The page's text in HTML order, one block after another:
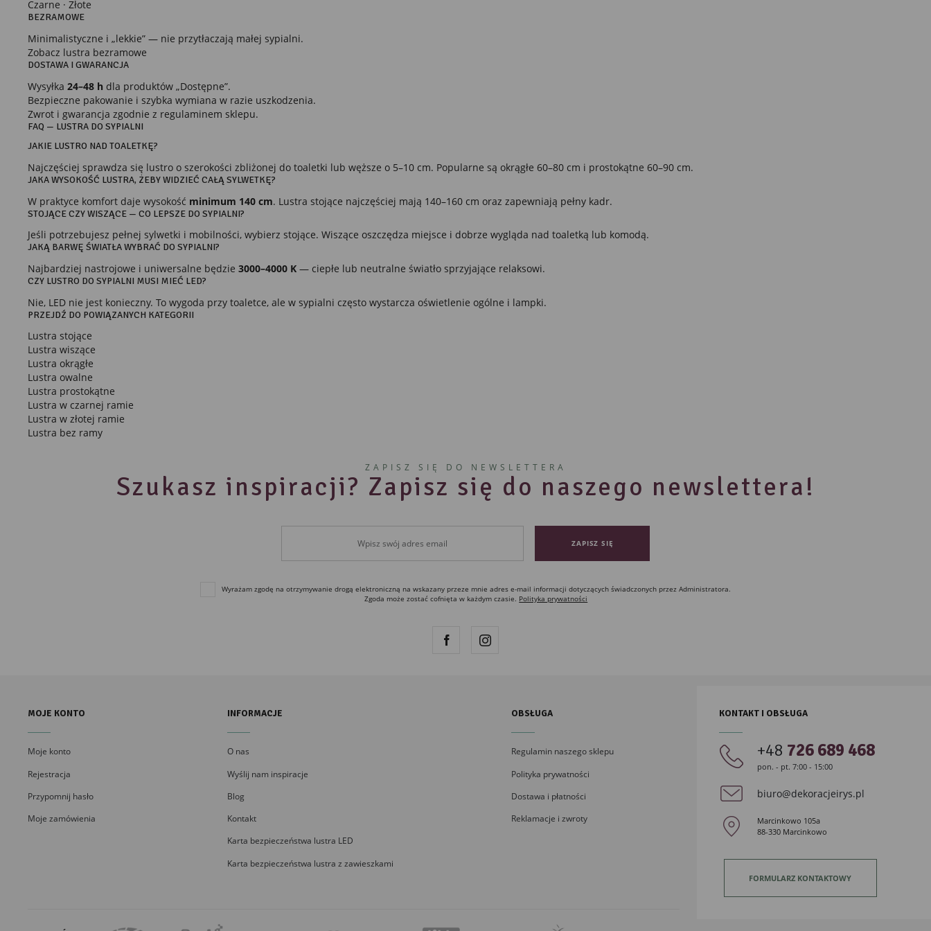
Czarne · Złote
BEZRAMOWE
Minimalistyczne i „lekkie” — nie przytłaczają małej sypialni.
Zobacz lustra bezramowe
DOSTAWA I GWARANCJA
Wysyłka 24–48 h dla produktów „Dostępne”.
Bezpieczne pakowanie i szybka wymiana w razie uszkodzenia.
Zwrot i gwarancja zgodnie z regulaminem sklepu.
FAQ — LUSTRA DO SYPIALNI
JAKIE LUSTRO NAD TOALETKĘ?
Najczęściej sprawdza się lustro o szerokości zbliżonej do toaletki lub węższe o 5–10 cm. Popularne są okrągłe 60–80 cm i prostokątne 60–90 cm.
JAKA WYSOKOŚĆ LUSTRA, ŻEBY WIDZIEĆ CAŁĄ SYLWETKĘ?
W praktyce komfort daje wysokość minimum 140 cm. Lustra stojące najczęściej mają 140–160 cm oraz zapewniają pełny kadr.
STOJĄCE CZY WISZĄCE — CO LEPSZE DO SYPIALNI?
Jeśli potrzebujesz pełnej sylwetki i mobilności, wybierz stojące. Wiszące oszczędza miejsce i dobrze wygląda nad toaletką lub komodą.
JAKĄ BARWĘ ŚWIATŁA WYBRAĆ DO SYPIALNI?
Najbardziej nastrojowe i uniwersalne będzie 3000–4000 K— ciepłe lub neutralne światło sprzyjające relaksowi.
CZY LUSTRO DO SYPIALNI MUSI MIEĆ LED?
Nie, LED nie jest konieczny. To wygoda przy toaletce, ale w sypialni często wystarcza oświetlenie ogólne i lampki.
PRZEJDŹ DO POWIĄZANYCH KATEGORII
Lustra stojące
Lustra wiszące
Lustra okrągłe
Lustra owalne
Lustra prostokątne
Lustra w czarnej ramie
Lustra w złotej ramie
Lustra bez ramy
ZAPISZ SIĘ DO NEWSLETTERA
Szukasz inspiracji? Zapisz się do naszego newslettera!
Wyrażam zgodę na otrzymywanie drogą elektroniczną na wskazany przeze mnie adres e-mail informacji dotyczących świadczonych przez Administratora.
Zgoda może zostać cofnięta w każdym czasie. Polityka prywatności
MOJE KONTO
Moje konto
Rejestracja
Przypomnij hasło
Moje zamówienia
INFORMACJE
O nas
Wyślij nam inspiracje
Blog
Kontakt
Karta bezpieczeństwa lustra LED
Karta bezpieczeństwa lustra z zawieszkami
OBSŁUGA
Regulamin naszego sklepu
Polityka prywatności
Dostawa i płatności
Reklamacje i zwroty
KONTAKT I OBSŁUGA
+48 726 689 468
pon. - pt. 7:00 - 15:00
biuro@dekoracjeirys.pl
Marcinkowo 105a
88-330 Marcinkowo
FORMULARZ KONTAKTOWY
promocyjne mogą pojawić się na stronach podmiotów trzecich lub firm będących naszymi
partnerami oraz innych dostawców usług. Firmy te działają w charakterze pośredników